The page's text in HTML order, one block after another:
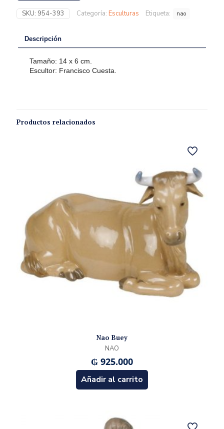
SKU: 954-393 Categoría: Esculturas Etiqueta: nao
Descripción
Tamaño: 14 x 6 cm.
Escultor: Francisco Cuesta.
Productos relacionados
Nao Buey
NAO
₲ 925.000
Añadir al carrito